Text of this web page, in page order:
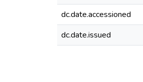
dc.date.accessioned
dc.date.issued